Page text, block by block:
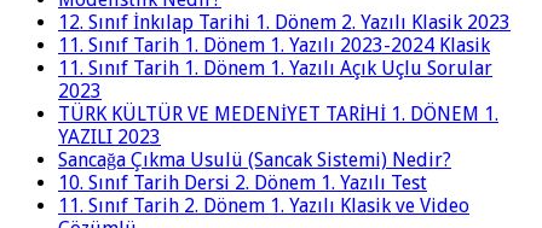
12. Sınıf İnkılap Tarihi 1. Dönem 2. Yazılı Klasik 2023
11. Sınıf Tarih 1. Dönem 1. Yazılı 2023-2024 Klasik
11. Sınıf Tarih 1. Dönem 1. Yazılı Açık Uçlu Sorular
2023
TÜRK KÜLTÜR VE MEDENİYET TARİHİ 1. DÖNEM 1.
YAZILI 2023
Sancağa Çıkma Usulü (Sancak Sistemi) Nedir?
10. Sınıf Tarih Dersi 2. Dönem 1. Yazılı Test
11. Sınıf Tarih 2. Dönem 1. Yazılı Klasik ve Video